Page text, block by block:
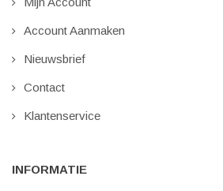
Account Aanmaken
Nieuwsbrief
Contact
Klantenservice
INFORMATIE